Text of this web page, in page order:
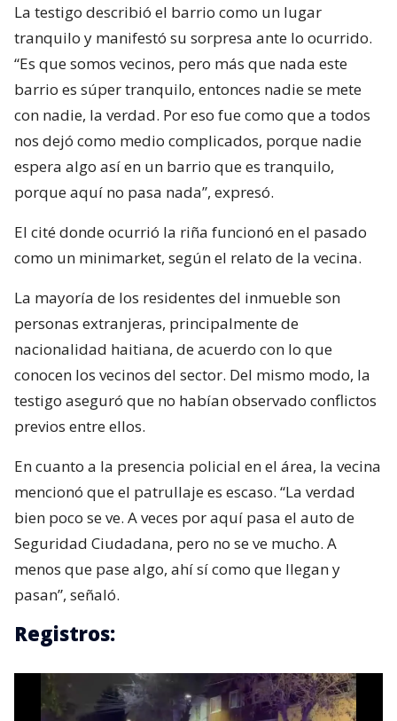
La testigo describió el barrio como un lugar
tranquilo y manifestó su sorpresa ante lo ocurrido.
“Es que somos vecinos, pero más que nada este
barrio es súper tranquilo, entonces nadie se mete
con nadie, la verdad. Por eso fue como que a todos
nos dejó como medio complicados, porque nadie
espera algo así en un barrio que es tranquilo,
porque aquí no pasa nada”, expresó.
El cité donde ocurrió la riña funcionó en el pasado
como un minimarket, según el relato de la vecina.
La mayoría de los residentes del inmueble son
personas extranjeras, principalmente de
nacionalidad haitiana, de acuerdo con lo que
conocen los vecinos del sector. Del mismo modo, la
testigo aseguró que no habían observado conflictos
previos entre ellos.
En cuanto a la presencia policial en el área, la vecina
mencionó que el patrullaje es escaso. “La verdad
bien poco se ve. A veces por aquí pasa el auto de
Seguridad Ciudadana, pero no se ve mucho. A
menos que pase algo, ahí sí como que llegan y
pasan”, señaló.
Registros: